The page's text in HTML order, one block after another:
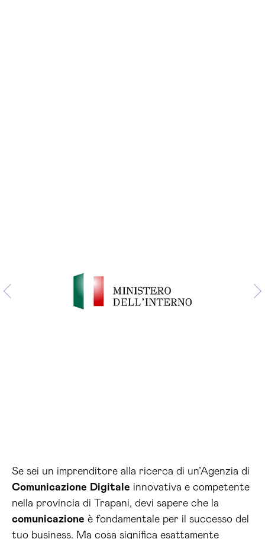
Se sei un imprenditore alla ricerca di un’Agenzia di
Comunicazione Digitale innovativa e competente
nella provincia di Trapani, devi sapere che la
comunicazione è fondamentale per il successo del
tuo business. Ma cosa significa esattamente